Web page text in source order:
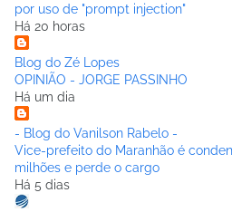
por uso de "prompt injection"
Há 20 horas
Blog do Zé Lopes
OPINIÃO - JORGE PASSINHO
Há um dia
- Blog do Vanilson Rabelo -
Vice-prefeito do Maranhão é
milhões e perde o cargo
Há 5 dias